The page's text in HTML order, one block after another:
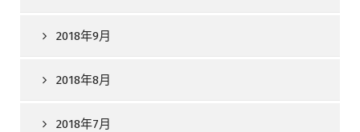
2018年9月
2018年8月
2018年7月